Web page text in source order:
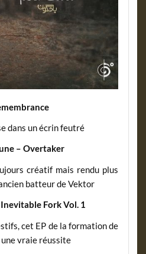
dans un écrin feutré
– Overtaker
créatif mais rendu plus
batteur de Vektor
Fork Vol. 1
cet EP de la formation de
vraie réussite